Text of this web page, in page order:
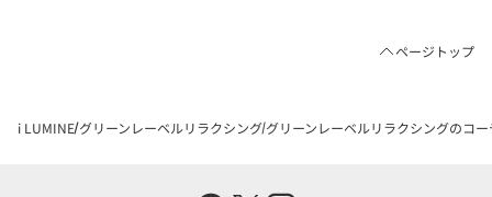
ページトップ
i LUMINE グリーンレーベルリラクシング グリーンレーベルリラクシングのコ